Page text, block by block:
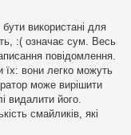
використані для
:( означає сум. Весь
повідомлення.
їх: вони легко можуть
може вирішити
видалити його.
смайликів, які